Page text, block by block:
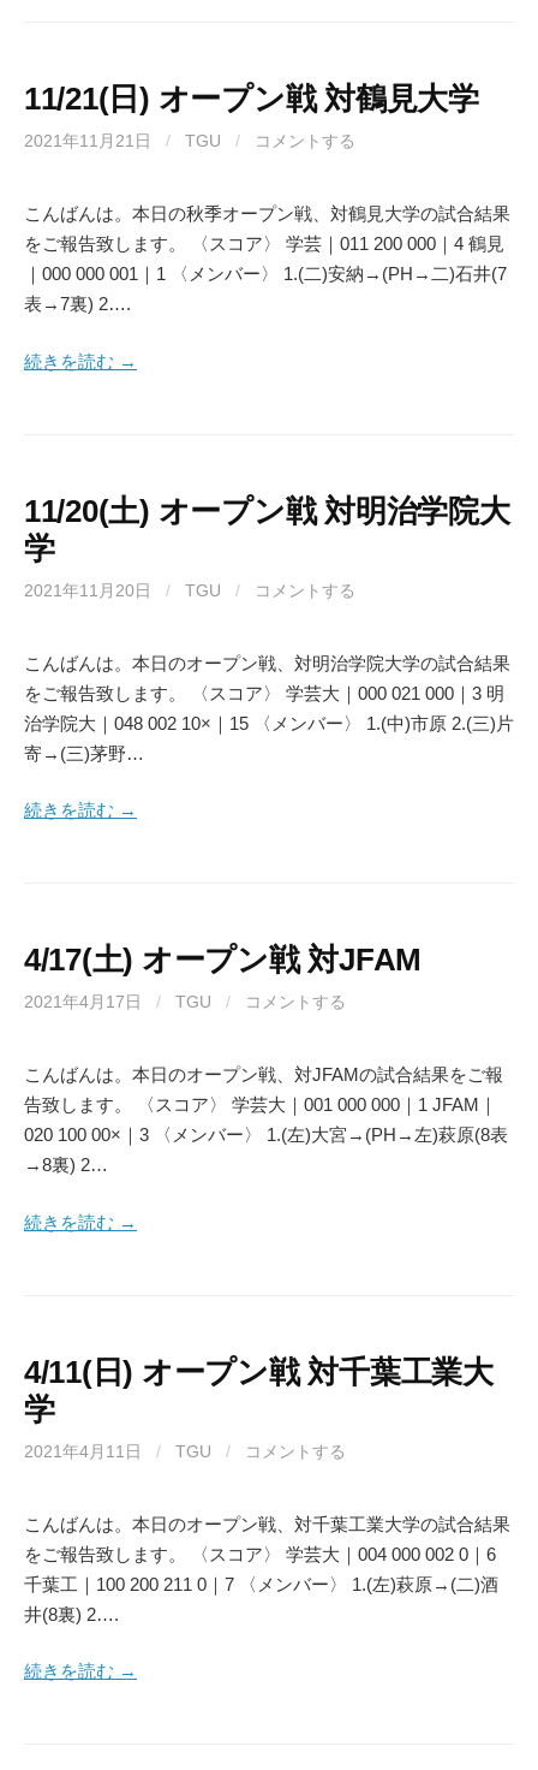
11/21(日) オープン戦 対鶴見大学
2021年11月21日 / TGU / コメントする
こんばんは。本日の秋季オープン戦、対鶴見大学の試合結果
をご報告致します。 〈スコア〉 学芸｜011 200 000｜4 鶴見
｜000 000 001｜1 〈メンバー〉 1.(二)安納→(PH→二)石井(7
表→7裏) 2….
続きを読む →
11/20(土) オープン戦 対明治学院大
学
2021年11月20日 / TGU / コメントする
こんばんは。本日のオープン戦、対明治学院大学の試合結果
をご報告致します。 〈スコア〉 学芸大｜000 021 000｜3 明
治学院大｜048 002 10×｜15 〈メンバー〉 1.(中)市原 2.(三)片
寄→(三)茅野…
続きを読む →
4/17(土) オープン戦 対JFAM
2021年4月17日 / TGU / コメントする
こんばんは。本日のオープン戦、対JFAMの試合結果をご報
告致します。 〈スコア〉 学芸大｜001 000 000｜1 JFAM｜
020 100 00×｜3 〈メンバー〉 1.(左)大宮→(PH→左)萩原(8表
→8裏) 2…
続きを読む →
4/11(日) オープン戦 対千葉工業大
学
2021年4月11日 / TGU / コメントする
こんばんは。本日のオープン戦、対千葉工業大学の試合結果
をご報告致します。 〈スコア〉 学芸大｜004 000 002 0｜6
千葉工｜100 200 211 0｜7 〈メンバー〉 1.(左)萩原→(二)酒
井(8裏) 2….
続きを読む →